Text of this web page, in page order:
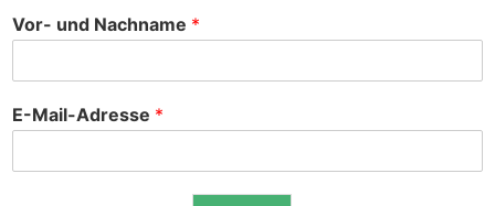
Vor- und Nachname *
E-Mail-Adresse *